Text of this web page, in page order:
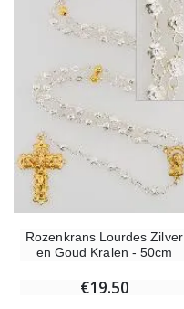
Rozenkrans Lourdes Zilver
en Goud Kralen - 50cm
€19.50